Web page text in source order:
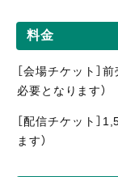
料金
［会場チケット］
必要となります）
［配信チケット］
ます）